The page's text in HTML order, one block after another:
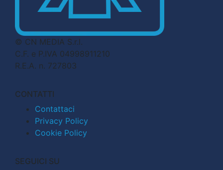
© CN MEDIA S.r.l.
C.F. e P.IVA 04998911210
R.E.A. n. 727803
CONTATTI
Contattaci
Privacy Policy
Cookie Policy
SEGUICI SU